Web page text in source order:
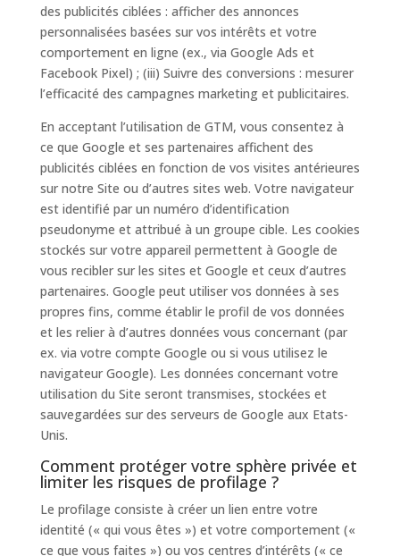
des publicités ciblées : afficher des annonces
personnalisées basées sur vos intérêts et votre
comportement en ligne (ex., via Google Ads et
Facebook Pixel) ; (iii) Suivre des conversions : mesurer
l’efficacité des campagnes marketing et publicitaires.
En acceptant l’utilisation de GTM, vous consentez à
ce que Google et ses partenaires affichent des
publicités ciblées en fonction de vos visites antérieures
sur notre Site ou d’autres sites web. Votre navigateur
est identifié par un numéro d’identification
pseudonyme et attribué à un groupe cible. Les cookies
stockés sur votre appareil permettent à Google de
vous recibler sur les sites et Google et ceux d’autres
partenaires. Google peut utiliser vos données à ses
propres fins, comme établir le profil de vos données
et les relier à d’autres données vous concernant (par
ex. via votre compte Google ou si vous utilisez le
navigateur Google). Les données concernant votre
utilisation du Site seront transmises, stockées et
sauvegardées sur des serveurs de Google aux Etats-
Unis.
Comment protéger votre sphère privée et
limiter les risques de profilage ?
Le profilage consiste à créer un lien entre votre
identité (« qui vous êtes ») et votre comportement («
ce que vous faites ») ou vos centres d’intérêts (« ce